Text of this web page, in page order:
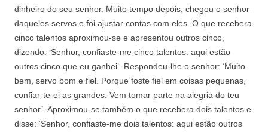
dinheiro do seu senhor. Muito tempo depois, chegou o senhor
daqueles servos e foi ajustar contas com eles. O que recebera
cinco talentos aproximou-se e apresentou outros cinco,
dizendo: ‘Senhor, confiaste-me cinco talentos: aqui estão
outros cinco que eu ganhei’. Respondeu-lhe o senhor: ‘Muito
bem, servo bom e fiel. Porque foste fiel em coisas pequenas,
confiar-te-ei as grandes. Vem tomar parte na alegria do teu
senhor’. Aproximou-se também o que recebera dois talentos e
disse: ‘Senhor, confiaste-me dois talentos: aqui estão outros